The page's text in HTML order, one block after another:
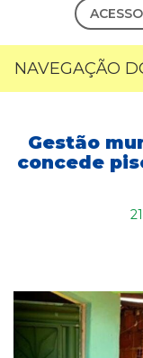
NAVEGAÇÃO
Gestão
concede